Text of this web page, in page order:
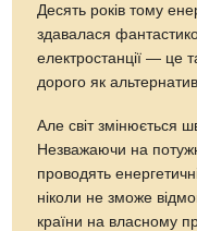
Десять років тому
здавалася
електростанції — це
дорого як
Але світ змінюється
Незважаючи на
проводять
ніколи не зможе
країни на власному